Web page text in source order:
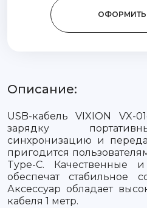
ОФОРМИТЬ
Описание:
USB-кабель VIXION VX-
зарядку
синхронизацию и
пригодится
Type-C. Качественные
обеспечат стабильное
Аксессуар обладает
кабеля 1 метр.